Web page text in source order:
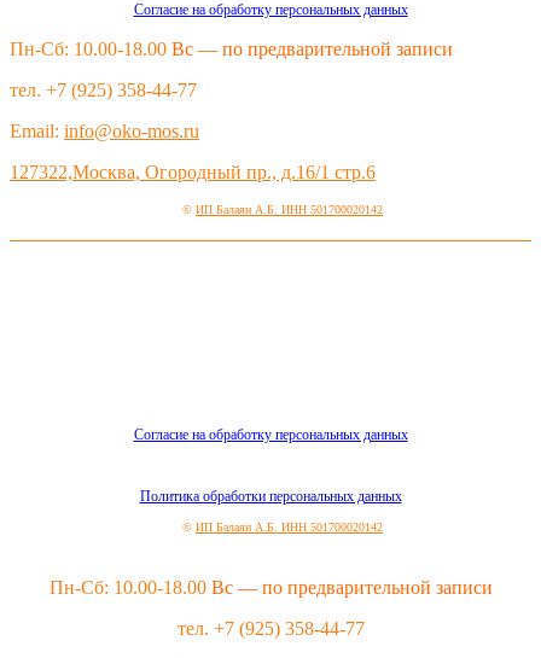
Согласие на обработку персональных данных
Пн-Сб: 10.00-18.00 Вс — по предварительной записи
тел. +7 (925) 358-44-77
Email: info@oko-mos.ru
127322,Москва, Огородный пр., д.16/1 стр.6
© ИП Балаян А.Б. ИНН 501700020142
Согласие на обработку персональных данных
Политика обработки персональных данных
© ИП Балаян А.Б. ИНН 501700020142
Пн-Сб: 10.00-18.00 Вс — по предварительной записи
тел. +7 (925) 358-44-77